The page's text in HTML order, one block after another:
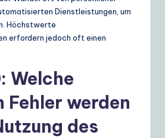
Dienstleistungen, um
Höchstwerte
erfordern jedoch oft einen
Welche
Fehler werden
des